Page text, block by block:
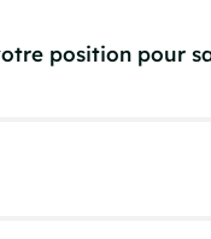
position pour